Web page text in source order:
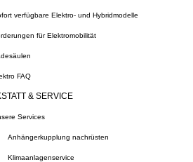
verfügbare Elektro- und Hybridmodelle
für Elektromobilität
FAQ
& SERVICE
Services
Anhängerkupplung nachrüsten
Klimaanlagenservice